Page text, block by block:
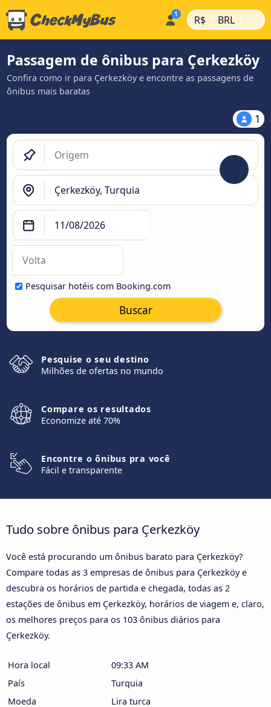
R$ | BRL |
Passagem de ônibus para Çerkezköy
Confira como ir para Çerkezköy e encontre as passagens de
ônibus mais baratas
1
Pesquisar hotéis com Booking.com
Buscar
Pesquise o seu destino
Milhões de ofertas no mundo
Compare os resultados
Economize até 70%
Encontre o ônibus pra você
Fácil e transparente
Tudo sobre ônibus para Çerkezköy
Você está procurando um ônibus barato para Çerkezköy?
Compare todas as 3 empresas de ônibus para Çerkezköy e
descubra os horários de partida e chegada, todas as 2
estações de ônibus em Çerkezköy, horários de viagem e, claro,
os melhores preços para os 103 ônibus diários para
Çerkezköy.
Hora local
09:33 AM
País
Turquia
Moeda
Lira turca